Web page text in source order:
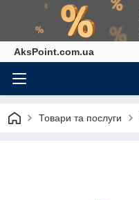
AksPoint.com.ua
Товари та послуги